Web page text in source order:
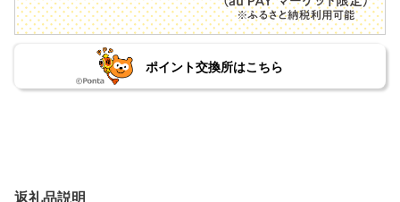
ポイント交換所はこちら
返礼品説明